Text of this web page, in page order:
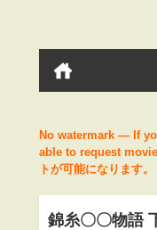
No watermark — If
able to request
トが可能になります。
錦糸〇〇物語